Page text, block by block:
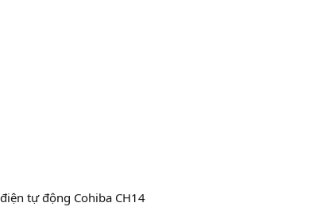
tự động Cohiba CH14